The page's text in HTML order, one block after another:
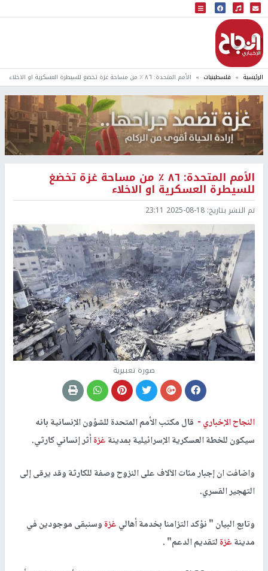
البث المباشر
إذاعة النجاح
الرئيسية فلسطينيات الأمم المتحدة: ٨٦ ٪؜ من مساحة غزة تخضغ للسيطرة العسكرية او الاخلاء
الأمم المتحدة: ٨٦ ٪؜ من مساحة غزة تخضغ
للسيطرة العسكرية او الاخلاء
تم النشر بتاريخ: 2025-08-18 23:11
صورة تعبيرية
النجاح الإخباري - قال مكتب الأمم المتحدة للشؤون الإنسانية بانه
سيكون للخطة العسكرية الإسرائيلية بمدينةغزةأثر إنساني كارثي.
واضافت ان إجبار مئات الآلاف على النزوح وصفة للكارثة وقد يرقى إلى
التهجير القسري.
وتابع البيان " نؤكد التزامنا بخدمة أهاليغزةوسنبقى موجودين في
مدينةغزةلتقديم الدعم" .